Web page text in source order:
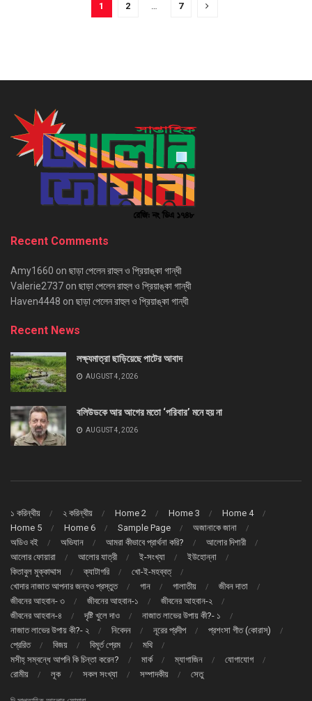
1 2 … 7
Recent Comments
Amy1660 on ছাড়া পেলেন রাহুল ও প্রিয়াঙ্কা গান্ধী
Valerie2737 on ছাড়া পেলেন রাহুল ও প্রিয়াঙ্কা গান্ধী
Haven4448 on ছাড়া পেলেন রাহুল ও প্রিয়াঙ্কা গান্ধী
Recent News
লক্ষ্যমাত্রা ছাড়িয়েছে পাটের আবাদ
AUGUST 4, 2026
বলিউডকে আর আগের মতো ‘পরিবার’ মনে হয় না
AUGUST 4, 2026
১ করিন্থীয় ২ করিন্থীয় Home 2 Home 3
Home 4
Home 5
Home 6 Sample Page
অজানাকে জানা
অডিও বই
অভিযান আমরা কীভাবে প্রার্থনা করি?
আলোর দিশারী
আলোর ফোয়ারা
আলোর যাত্রী ই-সংখ্যা
ইউহোন্না
কিতাবুল মুক্কাদ্দাস
ক্যাটাগরি
খো-ই-মহব্বত্
খোদার নাজাত আপনার জন্যও প্রস্তুত
গান গালাতীয়
জীবন দাতা
জীবনের আহবান- ৩
জীবনের আহবান-১
জীবনের আহবান-২
জীবনের আহবান-৪
দৃষ্টি খুলে দাও
নাজাত লাভের উপায় কী?- ১
নাজাত লাভের উপায় কী?- ২
নিবেদন নূরের প্রদীপ
প্রশংসা গীত (কোরাস্)
প্রেরিত
বিজয় বিমূর্ত প্রেম
মথি
মসীহ্ সম্বন্ধে আপনি কি চিন্তা করেন?
মার্ক ম্যাগাজিন
যোগাযোগ
রোমীয়
লূক সকল সংখ্যা সম্পাদকীয় সেতু